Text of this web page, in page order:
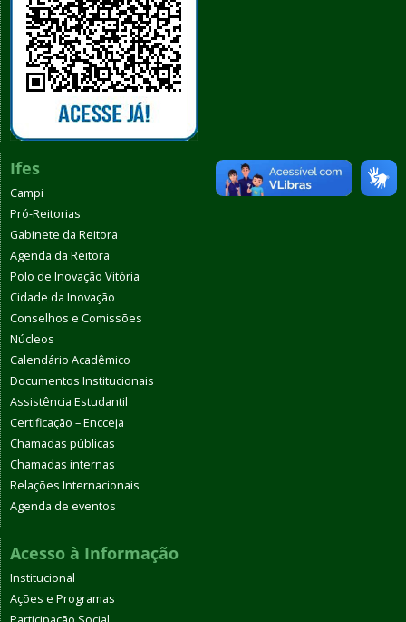
Ifes
Campi
Pró-Reitorias
Gabinete da Reitora
Agenda da Reitora
Polo de Inovação Vitória
Cidade da Inovação
Conselhos e Comissões
Núcleos
Calendário Acadêmico
Documentos Institucionais
Assistência Estudantil
Certificação – Encceja
Chamadas públicas
Chamadas internas
Relações Internacionais
Agenda de eventos
Acesso à Informação
Institucional
Ações e Programas